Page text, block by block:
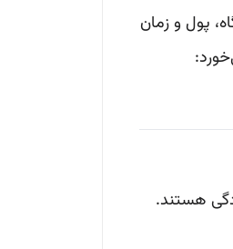
پول و زمان
هستند.